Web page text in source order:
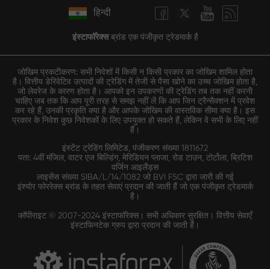
हिन्दी
इंस्टाफॉरेक्सब्रांड एक पंजीकृत ट्रेडमार्क है
जोखिम प्रकटीकरण: सभी निवेशों में किसी न किसी प्रकार का जोखिम शामिल होता
है। वित्तीय डेरिवेटिव उत्पादों की ट्रेडिंग में तेजी से पैसा खोने का उच्च जोखिम होता है,
जो लेवरेज के कारण होता है। आपको इन उपकरणों की ट्रेडिंग तब तक नहीं करनी
चाहिए जब तक कि आप पूरी तरह से समझ नहीं लें कि आप जिन ट्रैन्सैक्शन में प्रवेश
कर रहे हैं, उनकी प्रकृति क्या है और आपके जोखिम की वास्तविक सीमा क्या है। इस
प्रकार के निवेश कुछ निवेशकों के लिए उपयुक्त हो सकते हैं, लेकिन वे सभी के लिए नहीं
हैं।
इंस्टेंट ट्रेडिंग लिमिटेड, पंजीकरण संख्या 1811672
पता: 4वीं मंजिल, वाटर एज बिल्डिंग, मेरिडियन प्लाजा, रोड टाउन, टोर्टोला, ब्रिटिश
वर्जिन आइलैंड्स
लाइसेंस संख्या SIBA/L/14/1082 जो BVI FSC द्वारा जारी की गई
इंश्योर फोररेक्स ब्रांड के तहत सेवाएं प्रदान की जाती हैं जो एक पंजीकृत ट्रेडमार्क
है।
कॉपीराइट © 2007-2024 इंस्टाफॉरेक्स। सभी अधिकार सुरक्षित। वित्तीय सेवाएँ
इंस्टाफिनटेक ग्रुप द्वारा प्रदान की जाती हैं।